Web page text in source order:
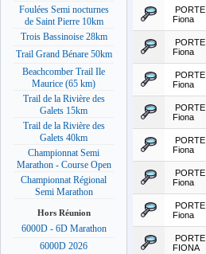
Foulées Semi nocturnes
de Saint Pierre 10km
Trois Bassinoise 28km
Trail Grand Bénare 50km
Beachcomber Trail Ile
Maurice (65 km)
Trail de la Rivière des
Galets 15km
Trail de la Rivière des
Galets 40km
Championnat Semi
Marathon - Course Open
Championnat Régional
Semi Marathon
Hors Réunion
6000D - 6D Marathon
6000D 2026
PORTE
Fiona
PORTE
Fiona
PORTE
Fiona
PORTE
Fiona
PORTE
Fiona
PORTE
Fiona
PORTE
Fiona
PORTE
FIONA